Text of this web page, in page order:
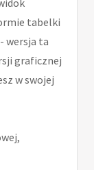
tabelki
wersja ta
graficznej
w swojej